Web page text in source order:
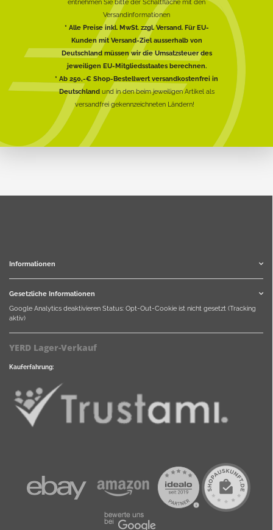
Versandinformationen
* Alle Preise inkl. MwSt. zzgl. Versand. Für EU-
Kunden mit Versand-Ziel ausserhalb von
Deutschland müssen wir die Umsatzsteuer des
jeweiligen EU-Mitgliedsstaates berechnen.
* Ab 250,-€ Shop-Bestellwert versandkostenfrei in
Deutschlandund in den beim jeweiligen Artikel als
versandfrei gekennzeichneten Ländern!
Informationen
Gesetzliche Informationen
Google Analytics deaktivieren Status: Opt-Out-Cookie ist nicht gesetzt (Tracking
aktiv)
YERD Lager-Verkauf
Kauferfahrung: